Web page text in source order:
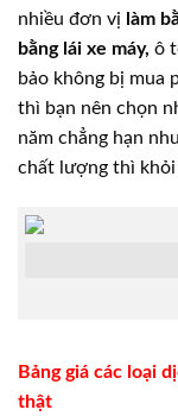
nhiều đơn vị làm
bằng lái xe máy, ô
bảo không bị mua
thì bạn nên chọn
năm chẳng hạn
chất lượng thì khỏi
Bảng giá các loại
thật